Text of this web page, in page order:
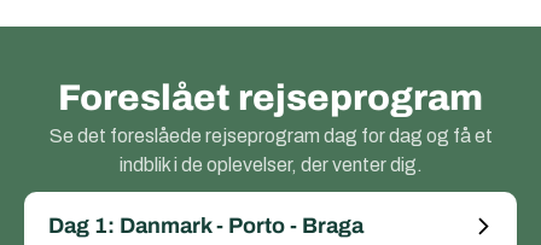
Foreslået rejseprogram
Se det foreslåede rejseprogram dag for dag og få et
indblik i de oplevelser, der venter dig.
Dag 1: Danmark - Porto - Braga